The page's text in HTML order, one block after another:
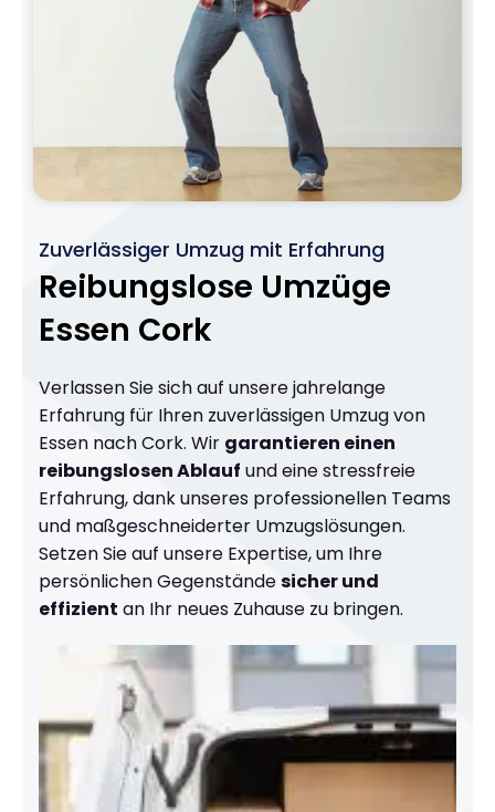
Zuverlässiger Umzug mit Erfahrung
Reibungslose Umzüge
Essen Cork
Verlassen Sie sich auf unsere jahrelange
Erfahrung für Ihren zuverlässigen Umzug von
Essen nach Cork. Wir garantieren einen
reibungslosen Ablauf und eine stressfreie
Erfahrung, dank unseres professionellen Teams
und maßgeschneiderter Umzugslösungen.
Setzen Sie auf unsere Expertise, um Ihre
persönlichen Gegenständesicher und
effizient an Ihr neues Zuhause zu bringen.